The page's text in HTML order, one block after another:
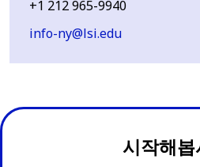
+1 212 965-9940
info-ny@lsi.edu
시작해